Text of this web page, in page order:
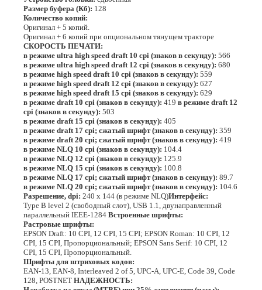
Размер буфера (Кб): 128
Количество копий:
Оригинал + 5 копий.
Оригинал + 6 копий при опциональном тянущем тракторе
СКОРОСТЬ ПЕЧАТИ:
в режиме ultra high speed draft 10 cpi (знаков в секунду): 566
в режиме ultra high speed draft 12 cpi (знаков в секунду): 680
в режиме high speed draft 10 cpi (знаков в секунду): 559
в режиме high speed draft 12 cpi (знаков в секунду): 627
в режиме high speed draft 15 cpi (знаков в секунду): 629
в режиме draft 10 cpi (знаков в секунду): 419 в режиме draft 12
cpi (знаков в секунду): 503
в режиме draft 15 cpi (знаков в секунду): 405
в режиме draft 17 cpi; сжатый шрифт (знаков в секунду): 359
в режиме draft 20 cpi; сжатый шрифт (знаков в секунду): 419
в режиме NLQ 10 cpi (знаков в секунду): 104.4
в режиме NLQ 12 cpi (знаков в секунду): 125.9
в режиме NLQ 15 cpi (знаков в секунду): 100.8
в режиме NLQ 17 cpi; сжатый шрифт (знаков в секунду): 89.7
в режиме NLQ 20 cpi; сжатый шрифт (знаков в секунду): 104.6
Разрешение, dpi: 240 x 144 (в режиме NLQ)Интерфейс:
Type B level 2 (свободный слот), USB 1.1, двунаправленный
параллельный IEEE-1284 Встроенные шрифты:
Растровые шрифты:
EPSON Draft: 10 CPI, 12 CPI, 15 CPI; EPSON Roman: 10 CPI, 12
CPI, 15 CPI, Пропорциональный; EPSON Sans Serif: 10 CPI, 12
CPI, 15 CPI, Пропорциональный.
Шрифты для штриховых кодов:
EAN-13, EAN-8, Interleaved 2 of 5, UPC-A, UPC-E, Code 39, Code
128, POSTNET НАДЕЖНОСТЬ: